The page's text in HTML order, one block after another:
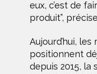
eux, c’est de
produit”,
Aujourd’hui, les
positionnent
depuis 2015, la